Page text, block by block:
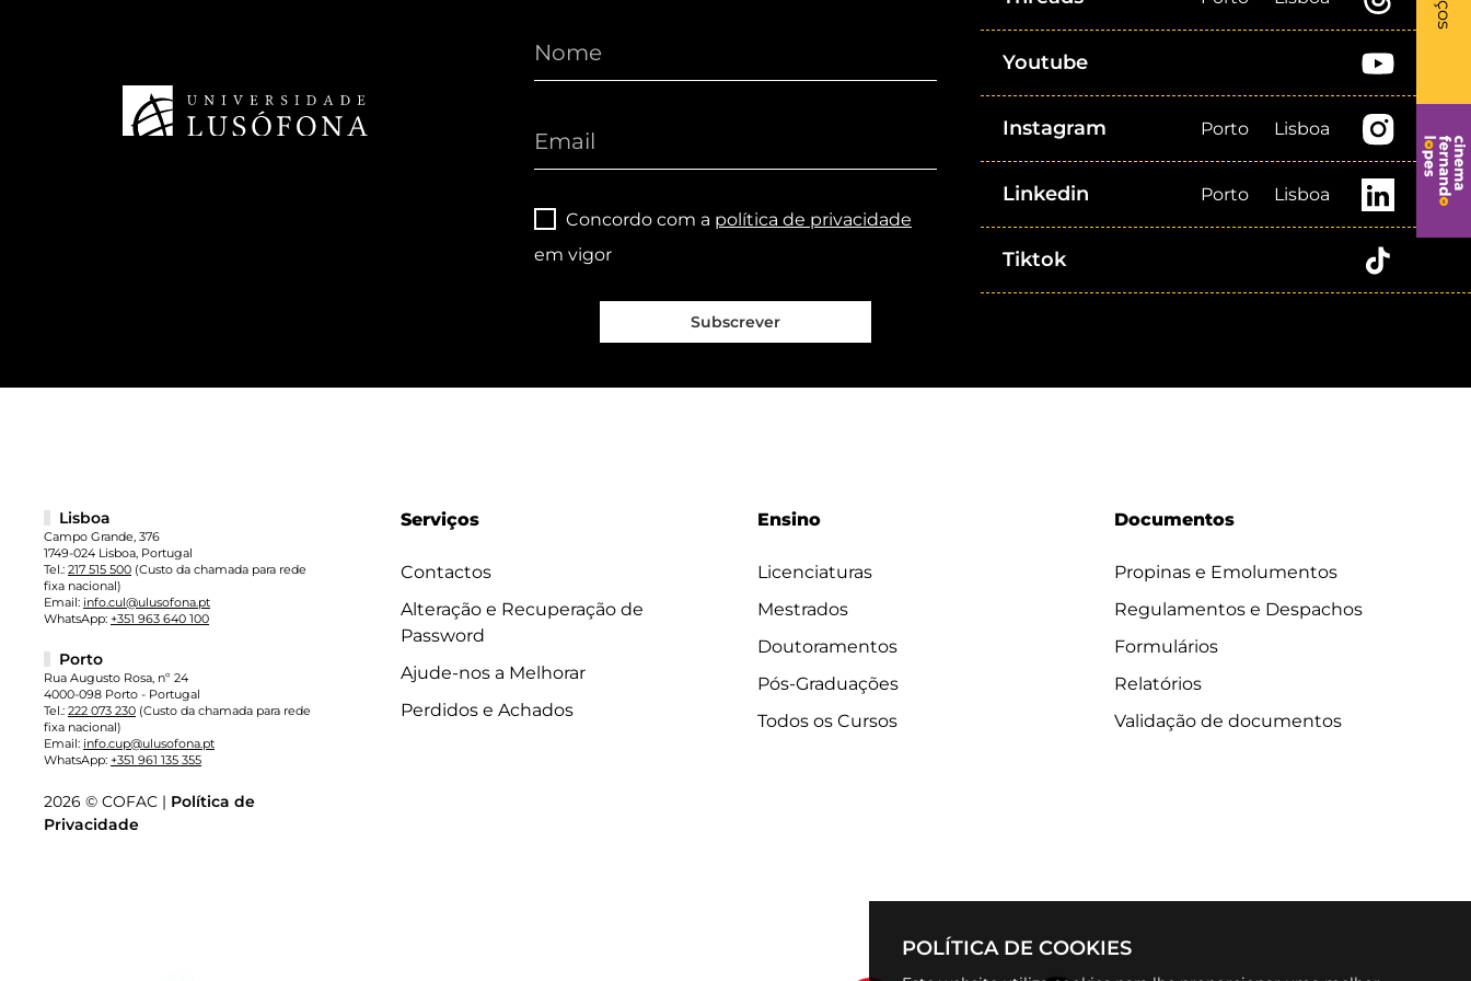
POLÍTICA DE COOKIES
Concordo com a política de privacidade
em vigor
Subscrever
Youtube
Instagram Porto Lisboa
Linkedin Porto Lisboa
Tiktok
Serviços
Contactos
Alteração e Recuperação de
Password
Ajude-nos a Melhorar
Perdidos e Achados
Ensino
Licenciaturas
Mestrados
Doutoramentos
Pós-Graduações
Todos os Cursos
Documentos
Propinas e Emolumentos
Regulamentos e Despachos
Formulários
Relatórios
Validação de documentos
Lisboa
Campo Grande, 376
1749-024 Lisboa, Portugal
Tel.: 217 515 500 (Custo da chamada para rede
fixa nacional)
Email: info.cul@ulusofona.pt
WhatsApp: +351 963 640 100
Porto
Rua Augusto Rosa, nº 24
4000-098 Porto - Portugal
Tel.: 222 073 230 (Custo da chamada para rede
fixa nacional)
Email: info.cup@ulusofona.pt
WhatsApp: +351 961 135 355
2026 © COFAC | Política de
Privacidade